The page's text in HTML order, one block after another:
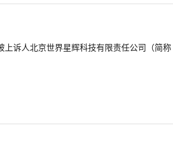
诉人北京世界星辉科技有限责任公司（简称